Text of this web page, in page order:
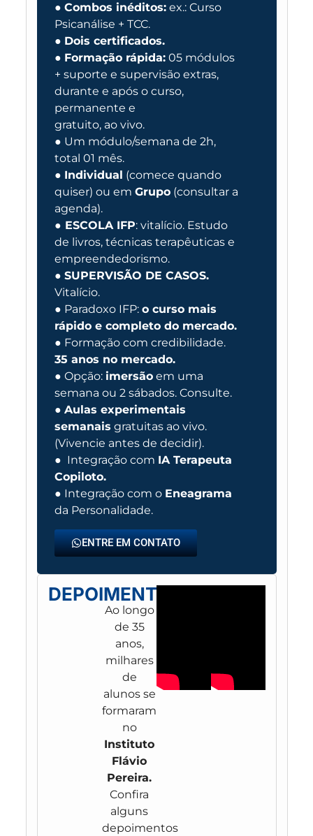
● Combos inéditos:ex.: Curso
Psicanálise + TCC.
● Dois certificados.
● Formação rápida:05 módulos
+ suporte e supervisão extras,
durante e após o curso,
permanente e
gratuito, ao vivo.
● Um módulo/semana de 2h,
total 01 mês.
● Individual (comece quando
quiser) ou em Grupo(consultar a
agenda).
● ESCOLA IFP: vitalício. Estudo
de livros, técnicas terapêuticas e
empreendedorismo.
● SUPERVISÃO DE CASOS.
Vitalício.
● Paradoxo IFP: o curso mais
rápido e completo do mercado.
● Formação com credibilidade.
35 anos no mercado.
● Opção: imersãoem uma
semana ou 2 sábados. Consulte.
● Aulas experimentais
semanais gratuitas ao vivo.
(Vivencie antes de decidir).
● Integração com IA Terapeuta
Copiloto.
● Integração com o Eneagrama
da Personalidade.
ENTRE EM CONTATO
DEPOIMENTOS
Ao longo
de 35
anos,
milhares
de
alunos se
formaram
no
Instituto
Flávio
Pereira.
Confira
alguns
depoimentos